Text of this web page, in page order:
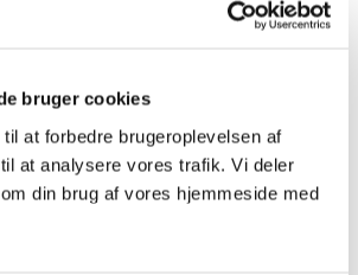
bruger cookies
at forbedre brugeroplevelsen af
at analysere vores trafik. Vi deler
din brug af vores hjemmeside med
på dansk. – Jo, der stod faktisk
er næppe mange der forstår ordet
forstår ordet
afslutning på forestillingen” (P1 26.1.95). Det
betyder ‘fortrøstningsfuld’, ‘fuld af
betydning kendes også fra ældre dansk,
kun bruges i klichévendinger som